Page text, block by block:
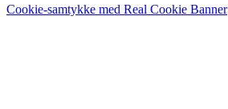
Cookie-samtykke med Real Cookie Banner